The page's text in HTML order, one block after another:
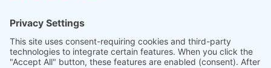
Delhi
+91-11-42883851
sales@linseis.in